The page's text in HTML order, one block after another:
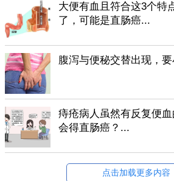
大便有血且符合这3个特
了，可能是直肠癌...
腹泻与便秘交替出现，要
痔疮病人虽然有反复便
会得直肠癌？...
点击加载更多内容